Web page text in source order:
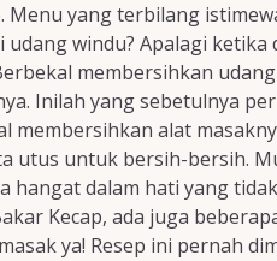
yang terbilang
windu? Apalagi
membersihkan
Inilah yang sebetulnya
alat
utus untuk bersih-bersih.
dalam hati yang
Kecap, ada juga
ya! Resep ini pernah